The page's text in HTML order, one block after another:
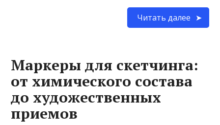
Читать далее
Маркеры для скетчинга:
от химического состава
до художественных
приемов